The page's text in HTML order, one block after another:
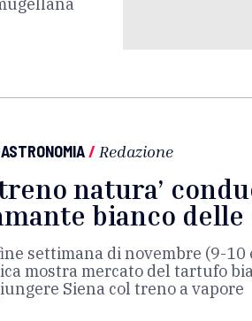
/ Redazione
natura’
bianco delle
settimana di novembre (9-10
mostra mercato del tartufo
Siena col treno a vapore